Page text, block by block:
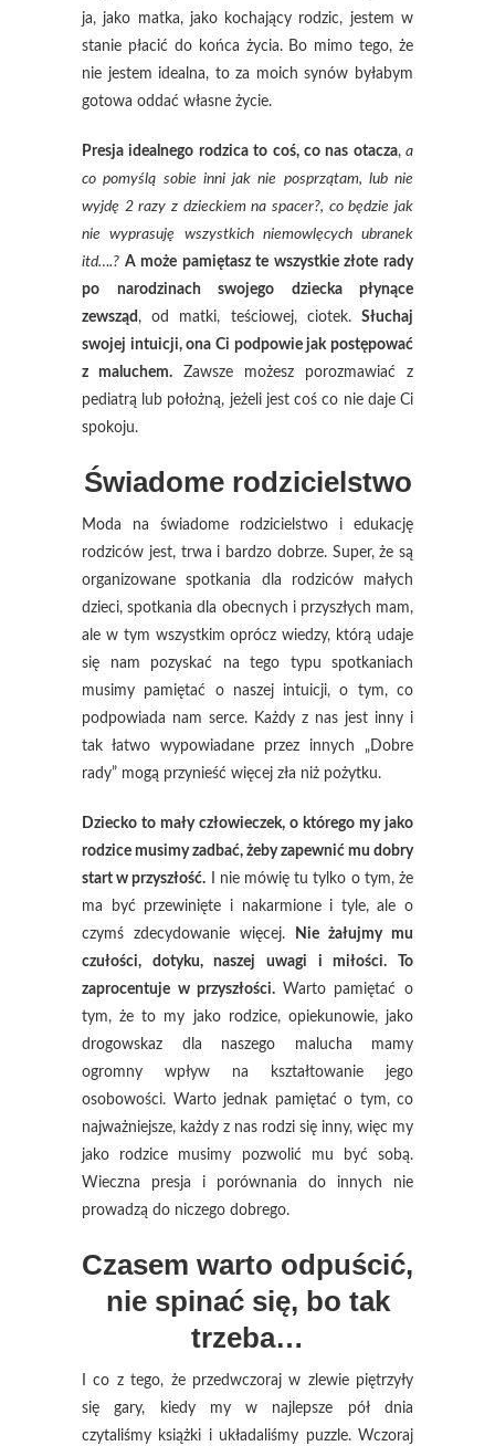
ja, jako matka, jako kochający rodzic, jestem w
stanie płacić do końca życia. Bo mimo tego, że
nie jestem idealna, to za moich synów byłabym
gotowa oddać własne życie.
Presja idealnego rodzica to coś, co nas otacza,a
co pomyślą sobie inni jak nie posprzątam, lub nie
wyjdę 2 razy z dzieckiem na spacer?, co będzie jak
nie wyprasuję wszystkich niemowlęcych ubranek
itd….? A może pamiętasz te wszystkie złote rady
po narodzinach swojego dziecka płynące
zewsząd , od matki, teściowej, ciotek. Słuchaj
swojej intuicji, ona Ci podpowie jak postępować
z maluchem. Zawsze możesz porozmawiać z
pediatrą lub położną, jeżeli jest coś co nie daje Ci
spokoju.
Świadome rodzicielstwo
Moda na świadome rodzicielstwo i edukację
rodziców jest, trwa i bardzo dobrze. Super, że są
organizowane spotkania dla rodziców małych
dzieci, spotkania dla obecnych i przyszłych mam,
ale w tym wszystkim oprócz wiedzy, którą udaje
się nam pozyskać na tego typu spotkaniach
musimy pamiętać o naszej intuicji, o tym, co
podpowiada nam serce. Każdy z nas jest inny i
tak łatwo wypowiadane przez innych „Dobre
rady” mogą przynieść więcej zła niż pożytku.
Dziecko to mały człowieczek, o którego my jako
rodzice musimy zadbać, żeby zapewnić mu dobry
start w przyszłość. I nie mówię tu tylko o tym, że
ma być przewinięte i nakarmione i tyle, ale o
czymś zdecydowanie więcej. Nie żałujmy mu
czułości, dotyku, naszej uwagi i miłości. To
zaprocentuje w przyszłości. Warto pamiętać o
tym, że to my jako rodzice, opiekunowie, jako
drogowskaz dla naszego malucha mamy
ogromny wpływ na kształtowanie jego
osobowości. Warto jednak pamiętać o tym, co
najważniejsze, każdy z nas rodzi się inny, więc my
jako rodzice musimy pozwolić mu być sobą.
Wieczna presja i porównania do innych nie
prowadzą do niczego dobrego.
Czasem warto odpuścić,
nie spinać się, bo tak
trzeba…
I co z tego, że przedwczoraj w zlewie piętrzyły
się gary, kiedy my w najlepsze pół dnia
czytaliśmy książki i układaliśmy puzzle. Wczoraj